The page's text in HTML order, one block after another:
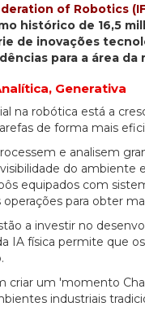
of Robotics
histórico de 16,5
de inovações
para a área da
Generativa
na robótica está a
de forma mais
e analisem
do
equipados com
para obter
a investir no
IA física permite que
criar um 'momento
industriais